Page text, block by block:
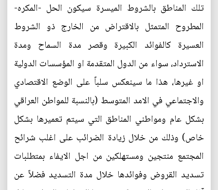
تلك المناطق بالشروط الميسرة سيكون الحل -المكره-
المطروح المتمثل بالاقتراض من الخارج ذو الشروط
العسيرة كالفوائد الكبيرة وقصر مدة السماح ومدة
الاسترداد، سواء من الدول المتقدمة او المؤسسات الدولية
او غيرها، هذا ما سينعكس سلباً على الوضع الاقتصادي
والاجتماعي في الامد المتوسط (بالنسبة للمواطن العراقي
بشكل عام ومواطني المناطق التي سيتم تعميرها بشكل
خاص) وذلك من خلال زيادة الضرائب على اغلب شرائح
المجتمع منتجين ومستهلكين من اجل الايفاء بمتطلبات
تسديد القروض وفوائدها خلال مدة التسديد فضلاً عن